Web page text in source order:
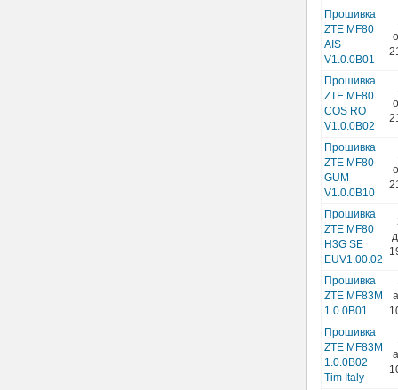
Прошивка
ZTE MF80
AIS
V1.0.0B01
Прошивка
ZTE MF80
COS RO
V1.0.0B02
Прошивка
ZTE MF80
GUM
V1.0.0B10
Прошивка
ZTE MF80
H3G SE
EUV1.00.02
Прошивка
ZTE MF83M
1.0.0B01
Прошивка
ZTE MF83M
1.0.0B02
Tim Italy